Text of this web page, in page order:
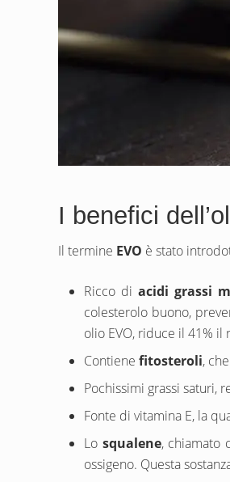
I benefici
Il termine EVO è stato
Ricco diacidi grassi
colesterolo buono,
olio EVO, riduce il 41% il
Contiene fitosteroli,
Pochissimi grassi saturi,
Fonte di vitamina E, la
Lo squalene, chiamato
ossigeno. Questa